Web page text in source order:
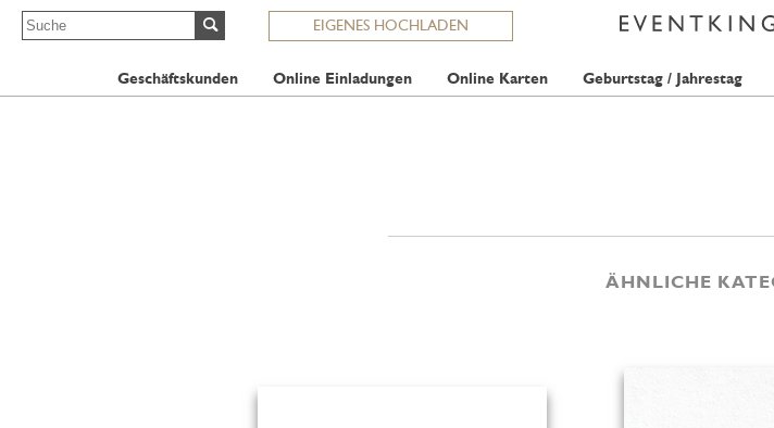
EIGENES HOCHLADEN
Geschäftskunden Online Einladungen Online Karten Geburtstag / Jahrestag
ÄHNLICHE